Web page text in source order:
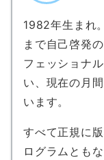
1982年生まれ
まで自己啓発
フェッショナ
い、現在の月
います。
すべて正規に
ログラムとも